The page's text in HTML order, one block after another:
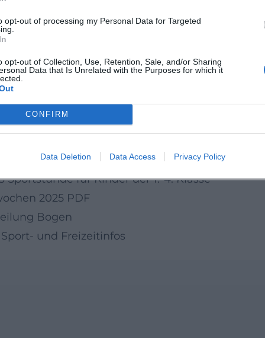
opt-out of processing my Personal Data for Targeted
opt-out of Collection, Use, Retention, Sale, and/or Sharing
Data that Is Unrelated with the Purposes for which it
CONFIRM
Data Deletion Data Access Privacy Policy
Nachmittag, der Kinder bewegt und
ist eine schöne Gelegenheit, Bewegung mit
für Kinder der 1.-4. Klasse
2025 PDF
Bogen
und Freizeitinfos